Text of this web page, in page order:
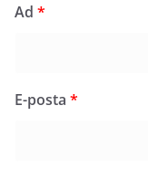
Ad *
E-posta *